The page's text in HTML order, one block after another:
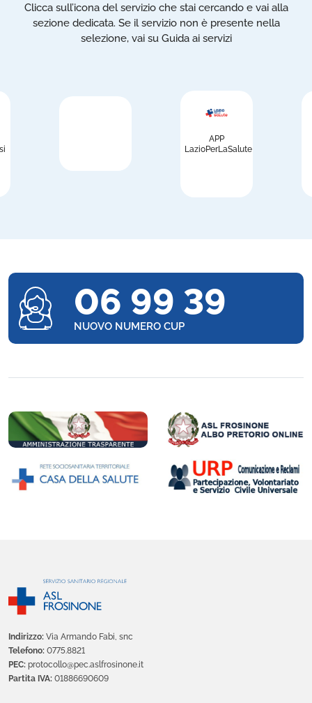
Clicca sull’icona del servizio che stai cercando e vai alla
sezione dedicata. Se il servizio non è presente nella
selezione, vai su Guida ai servizi
APP
LazioPerLaSalute
06 99 39
NUOVO NUMERO CUP
Indirizzo: Via Armando Fabi, snc
Telefono: 0775.8821
PEC: protocollo@pec.aslfrosinone.it
Partita IVA: 01886690609